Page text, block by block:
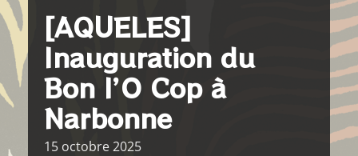
[AQUELES]
Inauguration du
Bon l’O Cop à
Narbonne
15 octobre2025